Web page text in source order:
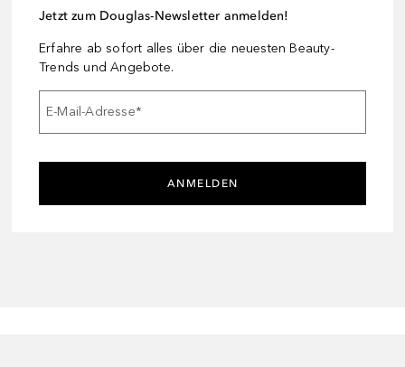
Jetzt zum Douglas-Newsletter anmelden!
Erfahre ab sofort alles über die neuesten Beauty-
Trends und Angebote.
E-Mail-Adresse*
ANMELDEN